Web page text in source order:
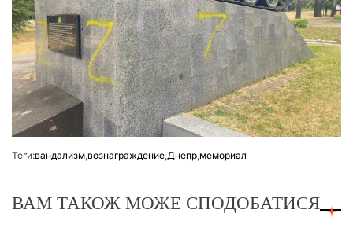
Теґи:вандализм вознаграждение Днепр мемориал
ВАМ ТАКОЖ МОЖЕ СПОДОБАТИСЯ